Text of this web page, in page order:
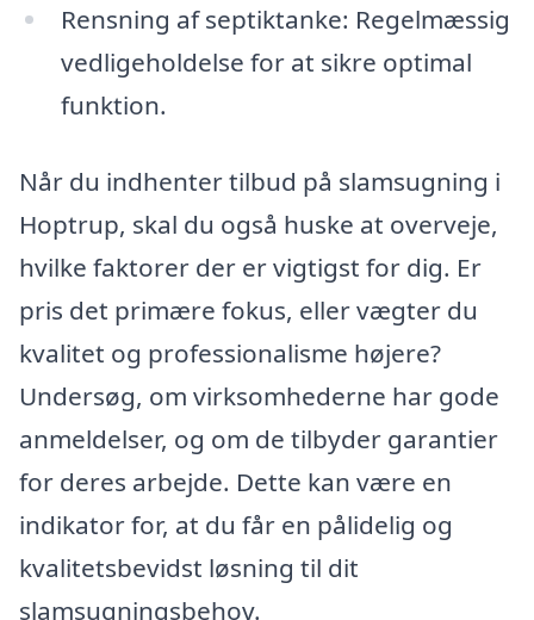
Rensning af septiktanke: Regelmæssig
vedligeholdelse for at sikre optimal
funktion.
Når du indhenter tilbud på slamsugning i
Hoptrup, skal du også huske at overveje,
hvilke faktorer der er vigtigst for dig. Er
pris det primære fokus, eller vægter du
kvalitet og professionalisme højere?
Undersøg, om virksomhederne har gode
anmeldelser, og om de tilbyder garantier
for deres arbejde. Dette kan være en
indikator for, at du får en pålidelig og
kvalitetsbevidst løsning til dit
slamsugningsbehov.